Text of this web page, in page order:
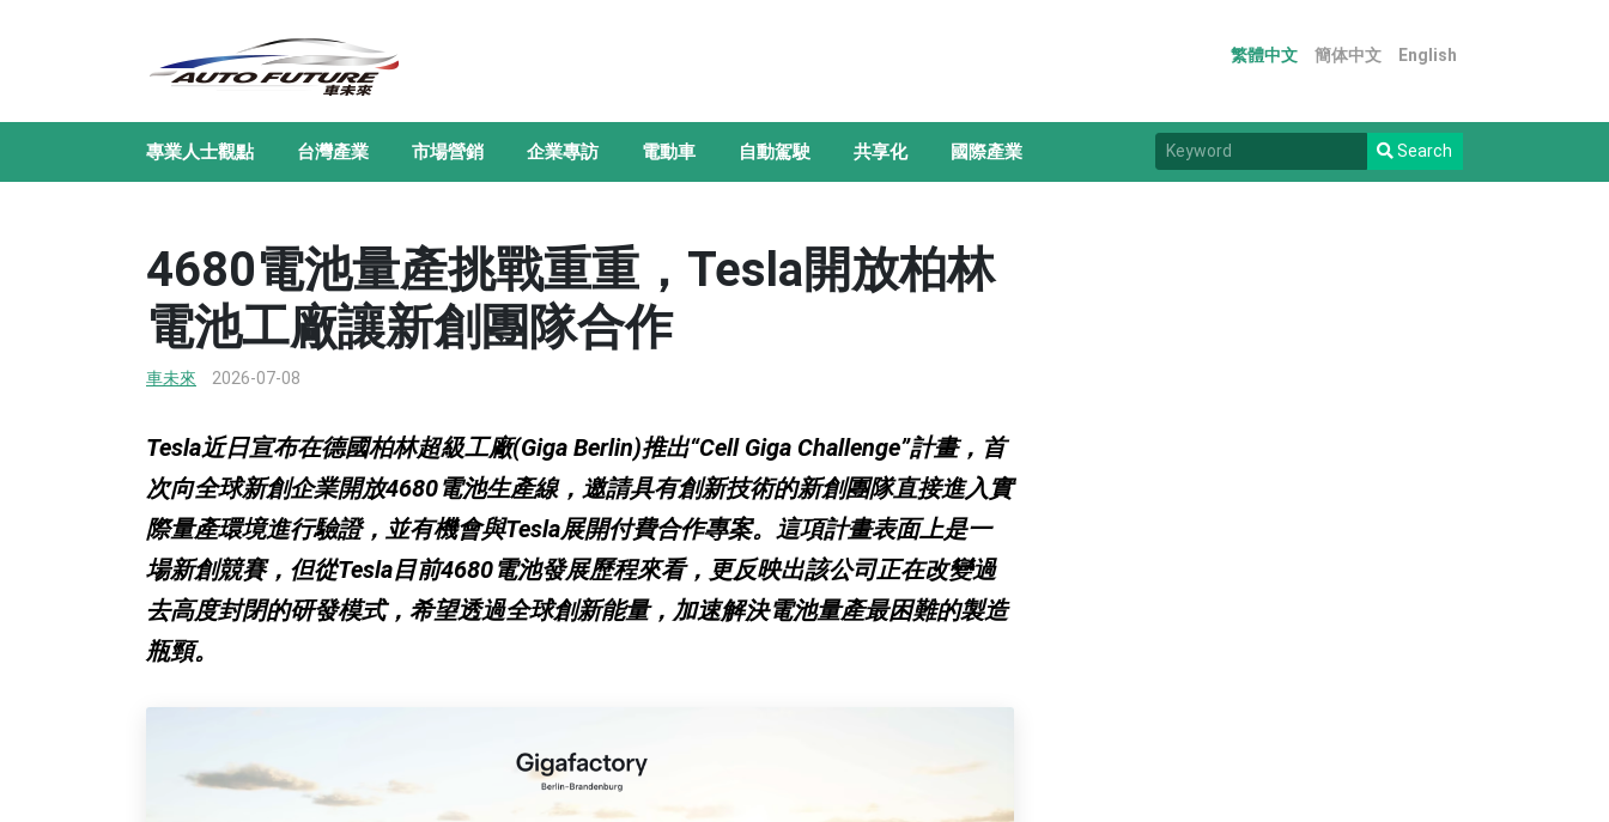
繁體中文 簡体中文 English
專業人士觀點 台灣產業 市場營銷 企業專訪 電動車 自動駕駛 共享化 國際產業 Search
4680電池量產挑戰重重，Tesla開放柏林
電池工廠讓新創團隊合作
車未來 2026-07-08
Tesla近日宣布在德國柏林超級工廠(Giga Berlin)推出“Cell Giga Challenge”計畫，首
次向全球新創企業開放4680電池生產線，邀請具有創新技術的新創團隊直接進入實
際量產環境進行驗證，並有機會與Tesla展開付費合作專案。這項計畫表面上是一
場新創競賽，但從Tesla目前4680電池發展歷程來看，更反映出該公司正在改變過
去高度封閉的研發模式，希望透過全球創新能量，加速解決電池量產最困難的製造
瓶頸。